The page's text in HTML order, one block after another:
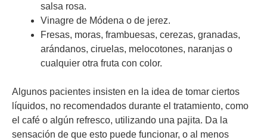
salsa rosa.
Vinagre de Módena o de jerez.
Fresas, moras, frambuesas, cerezas, granadas,
arándanos, ciruelas, melocotones, naranjas o
cualquier otra fruta con color.
Algunos pacientes insisten en la idea de tomar ciertos
líquidos, no recomendados durante el tratamiento, como
el café o algún refresco, utilizando una pajita. Da la
sensación de que esto puede funcionar, o al menos